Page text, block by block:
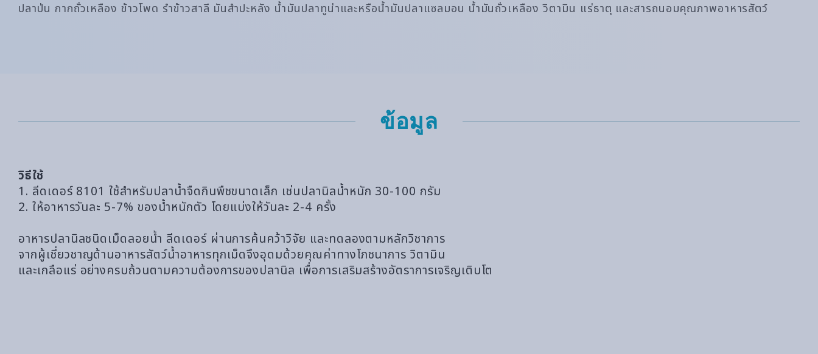
ปลาป่น กากถั่วเหลือง ข้าวโพด รำข้าวสาลี มันสำปะหลัง น้ำมันปลาทูน่าและหรือน้ำมันปลาแซลมอน น้ำมันถั่วเหลือง วิตามิน แร่ธาตุ และสารถนอมคุณภาพอาหารสัตว์
ข้อมูล
วิธีใช้
1. ลีดเดอร์ 8101 ใช้สำหรับปลาน้ำจืดกินพืชขนาดเล็ก เช่นปลานิลน้ำหนัก 30-100 กรัม
2. ให้อาหารวันละ 5-7% ของน้ำหนักตัว โดยแบ่งให้วันละ 2-4 ครั้ง
อาหารปลานิลชนิดเม็ดลอยน้ำ ลีดเดอร์ ผ่านการค้นคว้าวิจัย และทดลองตามหลักวิชาการ
จากผู้เชี่ยวชาญด้านอาหารสัตว์น้ำอาหารทุกเม็ดจึงอุดมด้วยคุณค่าทางโภชนาการ วิตามิน
และเกลือแร่ อย่างครบถ้วนตามความต้องการของปลานิล เพื่อการเสริมสร้างอัตราการเจริญเติบโต